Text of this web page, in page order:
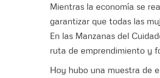
Mientras la economía se
garantizar que todas las
En las Manzanas del
ruta de emprendimiento y
Hoy hubo una muestra de